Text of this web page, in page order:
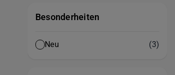
Besonderheiten
Neu (3)